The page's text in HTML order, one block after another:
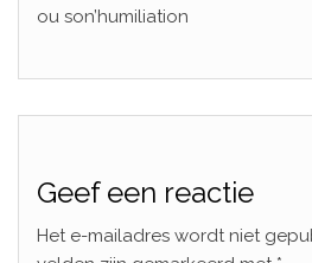
ou son’humiliation
Geef een reactie
Het e-mailadres wordt niet